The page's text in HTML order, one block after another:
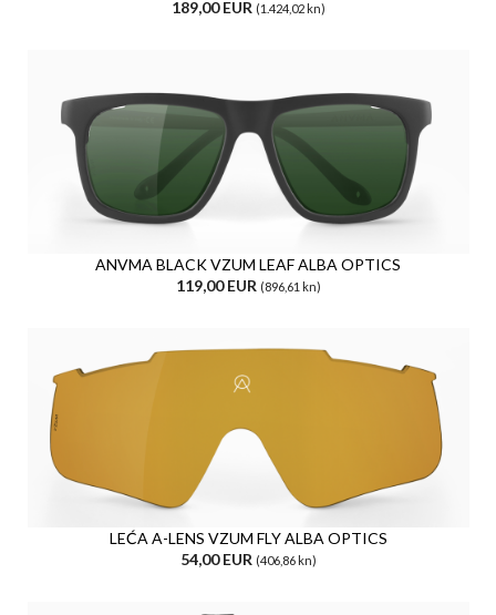
189,00 EUR (1.424,02 kn)
ANVMA BLACK VZUM LEAF ALBA OPTICS
119,00 EUR (896,61 kn)
LEĆA A-LENS VZUM FLY ALBA OPTICS
54,00 EUR (406,86 kn)